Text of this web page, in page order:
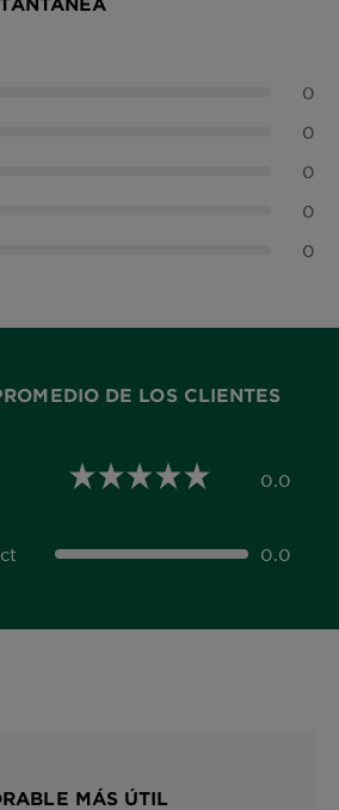
0
0
0
0
0
DE LOS CLIENTES
0.0
0.0
MÁS ÚTIL